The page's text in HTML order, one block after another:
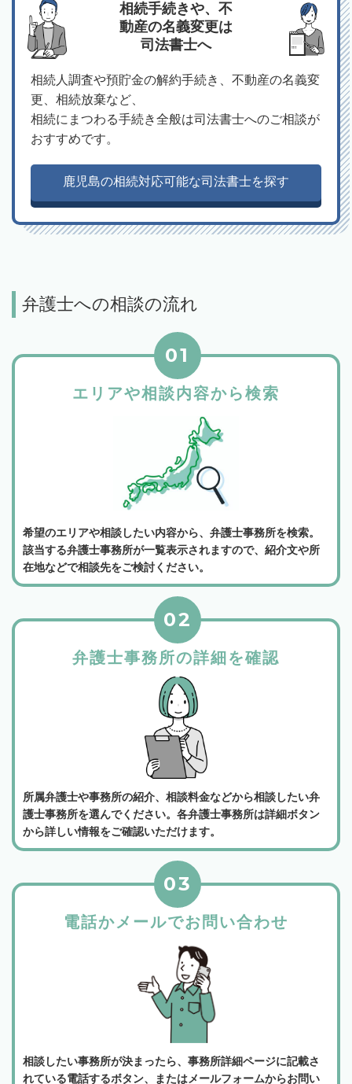
相続手続きや、不
動産の名義変更は
司法書士へ
相続人調査や預貯金の解約手続き、不動産の名義変
更、相続放棄など、
相続にまつわる手続き全般は司法書士へのご相談が
おすすめです。
鹿児島の相続対応可能な司法書士を探す
弁護士への相談の流れ
エリアや相談内容から検索
01
希望のエリアや相談したい内容から、弁護士事務所を検索。
該当する弁護士事務所が一覧表示されますので、紹介文や所
在地などで相談先をご検討ください。
弁護士事務所の詳細を確認
02
所属弁護士や事務所の紹介、相談料金などから相談したい弁
護士事務所を選んでください。各弁護士事務所は詳細ボタン
から詳しい情報をご確認いただけます。
電話かメールでお問い合わせ
03
相談したい事務所が決まったら、事務所詳細ページに記載さ
れている電話するボタン、またはメールフォームからお問い